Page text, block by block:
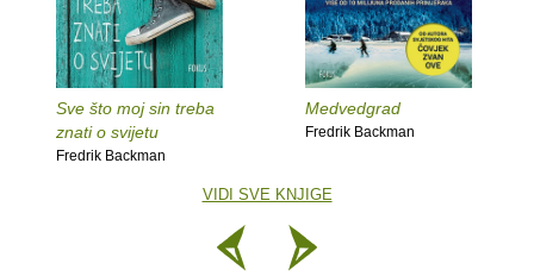
Sve što moj sin treba
znati o svijetu
Fredrik Backman
Medvedgrad
Fredrik Backman
VIDI SVE KNJIGE